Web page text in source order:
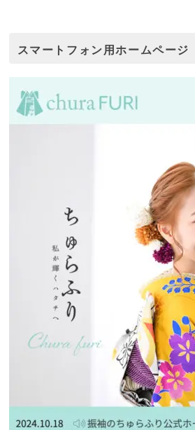
スマートフォン用ホームページ